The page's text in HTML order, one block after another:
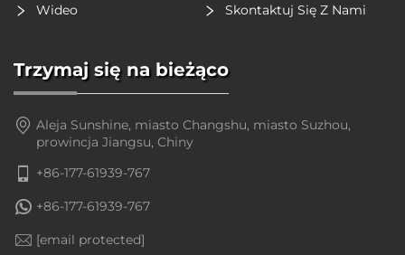
Wideo Skontaktuj Się Z Nami
Trzymaj się na bieżąco
Aleja Sunshine, miasto Changshu, miasto Suzhou,
prowincja Jiangsu, Chiny
+86-177-61939-767
+86-177-61939-767
[email protected]